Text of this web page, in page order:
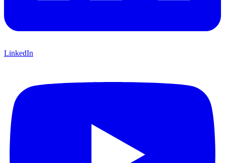
LinkedIn